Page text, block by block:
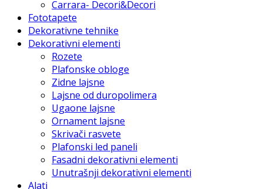
Carrara- Decori&Decori
Fototapete
Dekorativne tehnike
Dekorativni elementi
Rozete
Plafonske obloge
Zidne lajsne
Lajsne od duropolimera
Ugaone lajsne
Ornament lajsne
Skrivači rasvete
Plafonski led paneli
Fasadni dekorativni elementi
Unutrašnji dekorativni elementi
Alati